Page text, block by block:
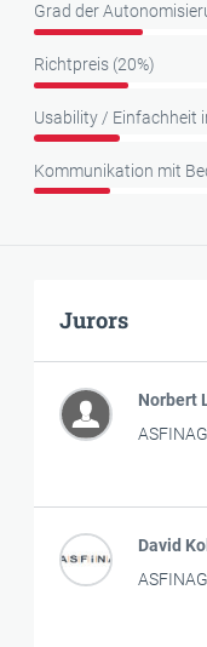
Grad der
Richtpreis (20%)
Usability / Einfachheit
Kommunikation mit
Jurors
Norbert
David